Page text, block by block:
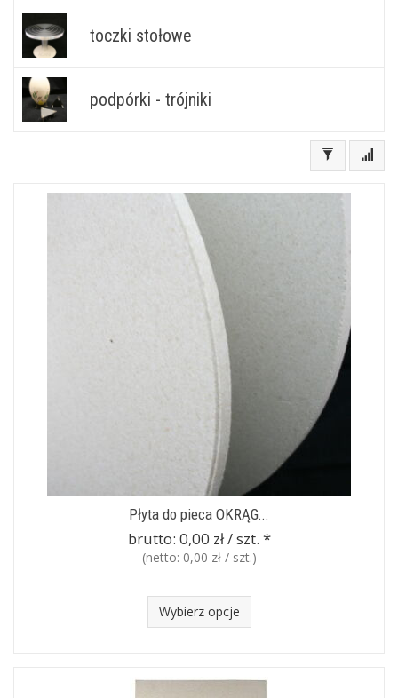
toczki stołowe
podpórki - trójniki
Płyta do pieca OKRĄG...
brutto: 0,00 zł / szt. *
(netto: 0,00 zł / szt.)
Wybierz opcje